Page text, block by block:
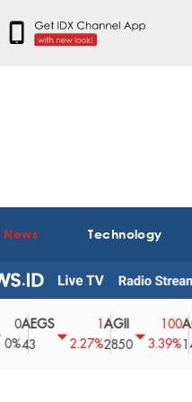
Technology
2.27%2850
100
3.39%
AGRO
148